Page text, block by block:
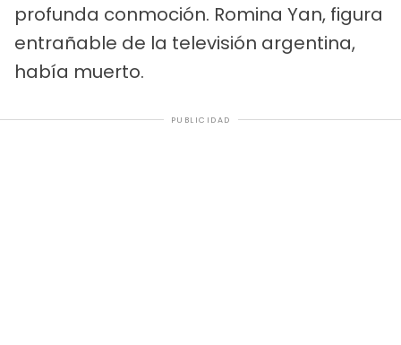
profunda conmoción. Romina Yan, figura
entrañable de la televisión argentina,
había muerto.
PUBLICIDAD